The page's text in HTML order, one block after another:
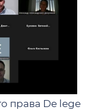
права De lege